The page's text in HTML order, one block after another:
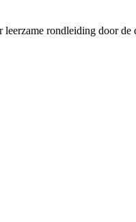
rondleiding door